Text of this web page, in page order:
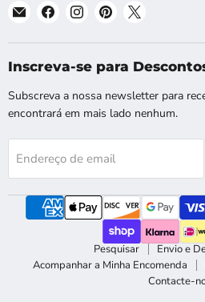
Email
EU
Encontre-
no
Facebook
Encontre-
no
Instagram
Encontre-
no
Pinterest
no
X
Inscreva-se para
Subscreva a nossa newsletter para
encontrará em mais lado nenhum.
Endereço de email
Pesquisar
Envio e
Acompanhar a Minha Encomenda
Contacte-